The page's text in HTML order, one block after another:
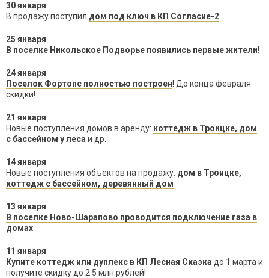
30 января
В продажу поступил дом под ключ в КП Согласие-2
25 января
В поселке Никольское Подворье появились первые жители!
24 января
Поселок Фортопс полностью построен! До конца февраля
скидки!
21 января
Новые поступления домов в аренду: коттедж в Троицке, дом
с бассейном у леса и др.
14 января
Новые поступления объектов на продажу: дом в Троицке,
коттедж с бассейном, деревянный дом
13 января
В поселке Ново-Шарапово проводится подключение газа в
домах
11 января
Купите коттедж или дуплекс в КП Лесная Сказка до 1 марта и
получите скидку до 2.5 млн.рублей!